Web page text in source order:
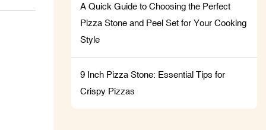
A Quick Guide to Choosing the Perfect
Pizza Stone and Peel Set for Your Cooking
Style
9 Inch Pizza Stone: Essential Tips for
Crispy Pizzas